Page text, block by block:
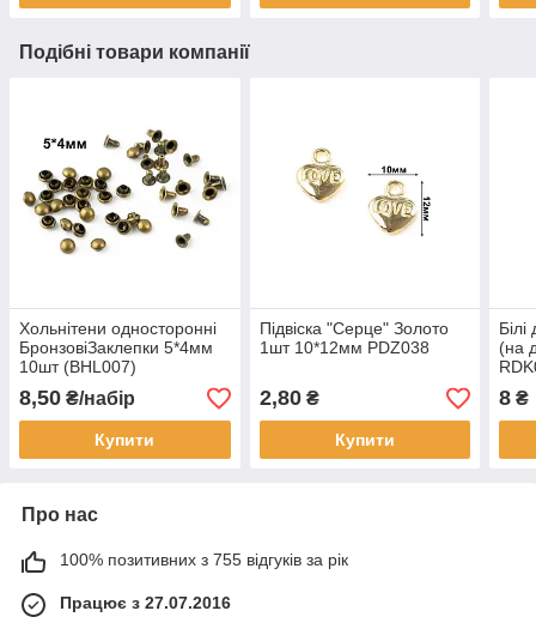
Подібні товари компанії
Хольнітени односторонні
БронзовіЗаклепки 5*4мм
10шт (BHL007)
8,50 ₴/набір
Купити
Підвіска "Серце" Золото
1шт 10*12мм PDZ038
2,80₴
Купити
(на
8 ₴
Про нас
100% позитивних з 755 відгуків за рік
Працює з 27.07.2016